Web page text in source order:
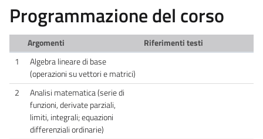
Programmazione del corso
Argomenti
Riferimenti testi
1
Algebra lineare di base
(operazioni su vettori e matrici)
2
Analisi matematica (serie di
funzioni, derivate parziali,
limiti, integrali; equazioni
differenziali ordinarie)